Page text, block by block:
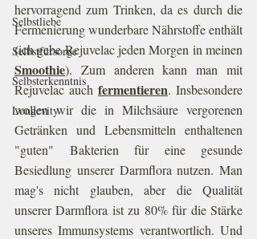
Selbstliebe
Selbstfürsorge
Selbsterkenntnis
Longevity
hervorragend zum Trinken, da es durch die
Fermenierung wunderbare Nährstoffe enthält
Smoothie). Zum anderen kann man mit
Rejuvelac auch fermentieren. Insbesondere
wollen wir die in Milchsäure vergorenen
Getränken und Lebensmitteln enthaltenen
"guten" Bakterien für eine gesunde
Besiedlung unserer Darmflora nutzen. Man
mag's nicht glauben, aber die Qualität
unserer Darmflora ist zu 80% für die Stärke
unseres Immunsystems verantwortlich. Und